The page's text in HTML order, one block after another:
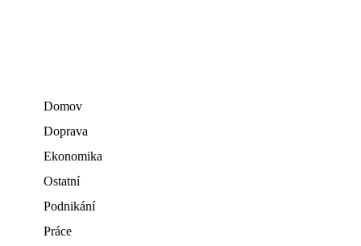
Domov
Doprava
Ekonomika
Ostatní
Podnikání
Práce